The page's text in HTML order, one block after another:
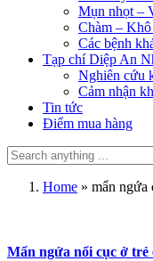
Mụn nhọt –
Chàm – Khô
Các bệnh
Tạp chí Diệp An
Nghiên cứu
Cảm nhận
Tin tức
Điểm mua hàng
Home » mẩn ngứa
Mẩn ngứa nổi cục ở trẻ